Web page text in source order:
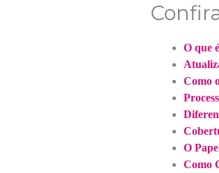
O que
Como
O
Como